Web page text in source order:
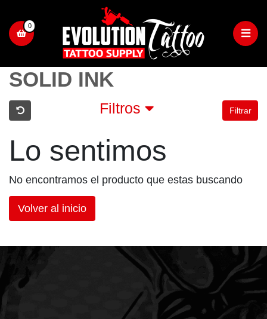
0
SOLID INK
Filtros Filtrar
Lo sentimos
No encontramos el producto que estas buscando
Volver al inicio